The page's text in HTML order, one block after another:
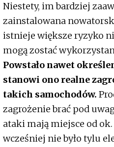
Niestety, im bardziej
zainstalowana
istnieje większe ryzyko
mogą zostać
Powstało nawet
stanowi ono realne
takich samochodów.
zagrożenie brać pod
ataki mają miejsce od
wcześniej nie było tylu